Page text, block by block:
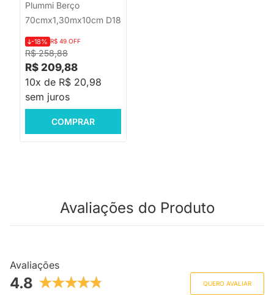
Plummi Berço
70cmx1,30mx10cm D18
R$ 258,88
-18% R$ 49 OFF
R$ 209,88
10x de R$ 20,98
sem juros
COMPRAR
Avaliações do Produto
Avaliações
4.8 QUERO AVALIAR